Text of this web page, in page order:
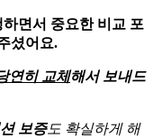
면서 중요한 비교 포
셨어요.
연히 교체해서 보내드
보증도 확실하게 해